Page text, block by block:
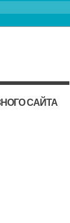
САЙТА